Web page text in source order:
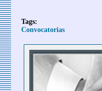
Tags:
Convocatorias